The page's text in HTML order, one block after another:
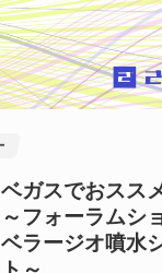
ベガスでおスス
フォーラムシ
ラージオ噴水